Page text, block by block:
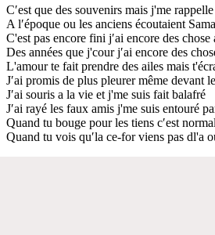
C′est que des souvenirs mais j'me
A l′époque ou les anciens écoutaient
C'est pas encore fini j′ai encore des chose
Des années que j'cour j′ai encore des
L'amour te fait prendre des ailes mais
J′ai promis de plus pleurer même devant
J′ai souris a la vie et j'me suis fait balafré
J′ai rayé les faux amis j'me suis entouré
Quand tu bouge pour les tiens c′est
Quand tu vois qu′la ce-for viens pas dl'a